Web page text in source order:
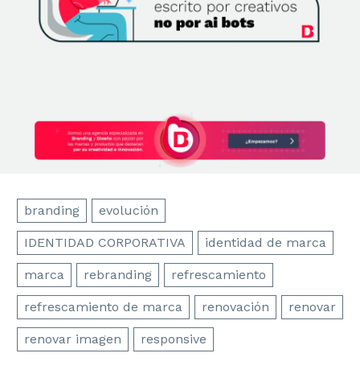
branding evolución
IDENTIDAD CORPORATIVA identidad de marca
marca rebranding refrescamiento
refrescamiento de marca renovación renovar
renovar imagen responsive